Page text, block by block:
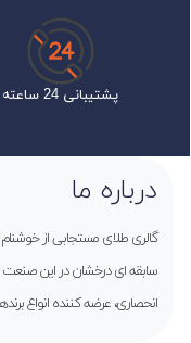
پشتیبانی 24 ساعته
درباره ما
گالری طلای مستجابی از خوشنام
سابقه ای درخشان در این
انحصاری، عرضه کننده انواع